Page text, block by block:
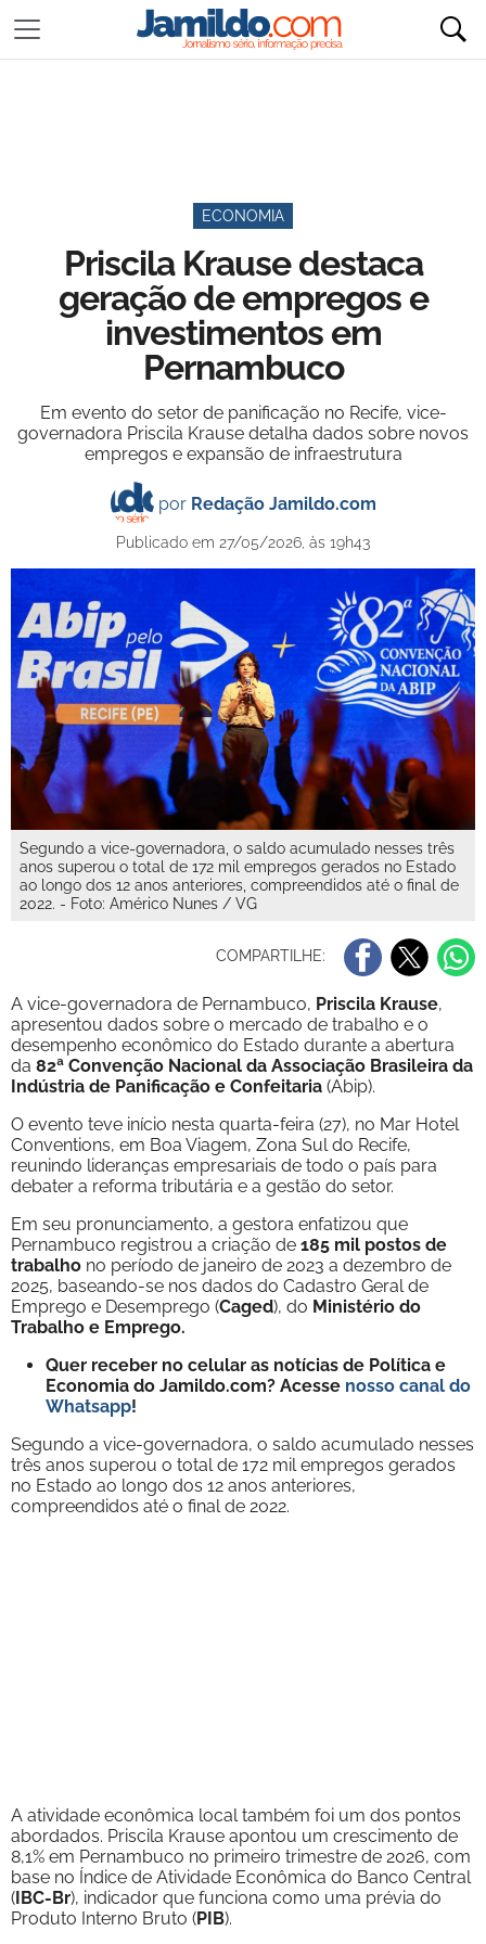
ECONOMIA
Priscila Krause destaca
geração de empregos e
investimentos em
Pernambuco
Em evento do setor de panificação no Recife, vice-
governadora Priscila Krause detalha dados sobre novos
empregos e expansão de infraestrutura
por Redação Jamildo.com
Publicado em 27/05/2026, às 19h43
Segundo a vice-governadora, o saldo acumulado nesses três
anos superou o total de 172 mil empregos gerados no Estado
ao longo dos 12 anos anteriores, compreendidos até o final de
2022. - Foto: Américo Nunes / VG
COMPARTILHE:
A vice-governadora de Pernambuco, Priscila Krause,
apresentou dados sobre o mercado de trabalho e o
desempenho econômico do Estado durante a abertura
da 82ª Convenção Nacional da Associação Brasileira da
Indústria de Panificação e Confeitaria (Abip).
O evento teve início nesta quarta-feira (27), no Mar Hotel
Conventions, em Boa Viagem, Zona Sul do Recife,
reunindo lideranças empresariais de todo o país para
debater a reforma tributária e a gestão do setor.
Em seu pronunciamento, a gestora enfatizou que
Pernambuco registrou a criação de 185 mil postos de
trabalho no período de janeiro de 2023 a dezembro de
2025, baseando-se nos dados do Cadastro Geral de
Emprego e Desemprego (Caged), do Ministério do
Trabalho e Emprego.
Quer receber no celular as notícias de Política e
Economia do Jamildo.com? Acesse nosso canal do
Whatsapp!
Segundo a vice-governadora, o saldo acumulado nesses
três anos superou o total de 172 mil empregos gerados
no Estado ao longo dos 12 anos anteriores,
compreendidos até o final de 2022.
A atividade econômica local também foi um dos pontos
abordados. Priscila Krause apontou um crescimento de
8,1% em Pernambuco no primeiro trimestre de 2026, com
base no Índice de Atividade Econômica do Banco Central
(IBC-Br), indicador que funciona como uma prévia do
Produto Interno Bruto (PIB).